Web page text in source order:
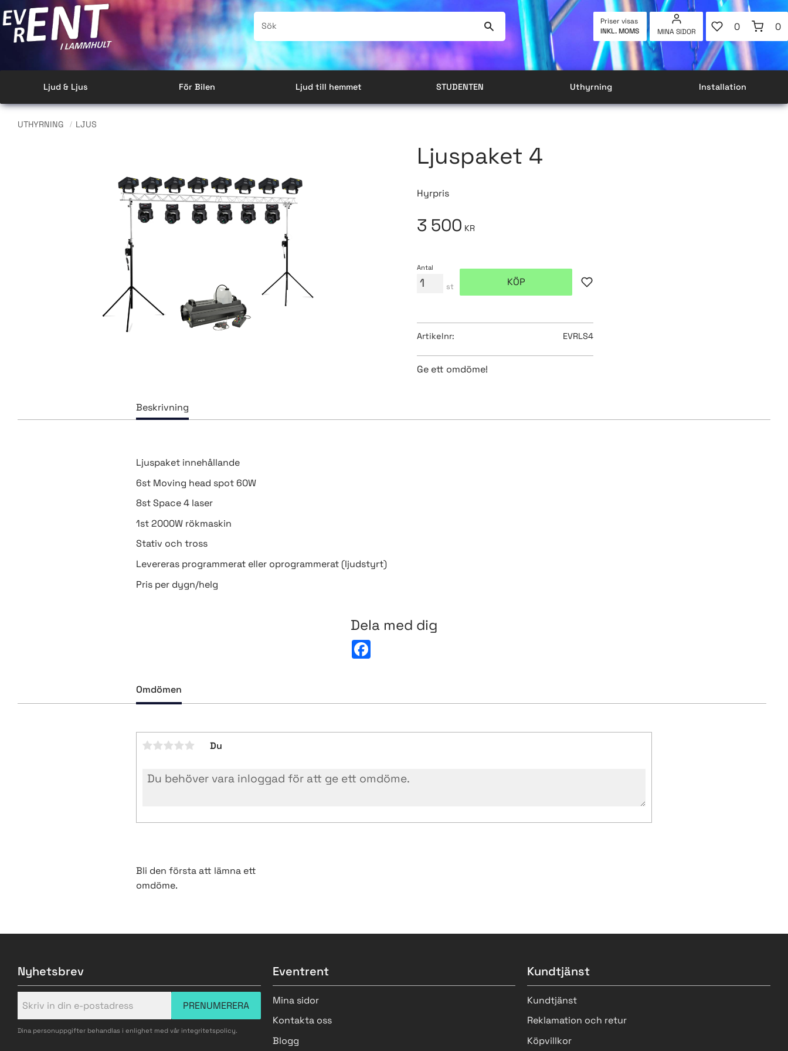
Priser visas
INKL. MOMS
MINA SIDOR
FAVORITER
ANTAL
0 0
Ljud & Ljus För Bilen Ljud till hemmet STUDENTEN Uthyrning Installation
UTHYRNING LJUS
Ljuspaket 4
Hyrpris
3 500 KR
Antal
st KÖP Lägg till i favoriter
Artikelnr EVRLS4
Ge ett omdöme!
Ljuspaket innehållande
6st Moving head spot 60W
8st Space 4 laser
1st 2000W rökmaskin
Stativ och tross
Levereras programmerat eller oprogrammerat (ljudstyrt)
Pris per dygn/helg
Dela med dig
o
Omdömen
Du
Bli den första att lämna ett
omdöme.
Nyhetsbrev
PRENUMERERA
Dina personuppgifter behandlas i enlighet med vår integritetspolicy.
Eventrent
Mina sidor
Kontakta oss
Blogg
Kundtjänst
Kundtjänst
Reklamation och retur
Köpvillkor